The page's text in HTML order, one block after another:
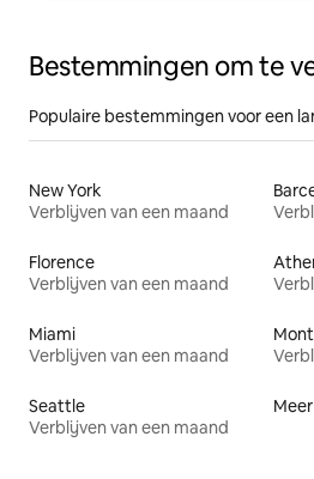
Bestemmingen om te
Populaire bestemmingen voor een
New York
Verblijven van een maand
Florence
Verblijven van een maand
Miami
Verblijven van een maand
Seattle
Verblijven van een maand